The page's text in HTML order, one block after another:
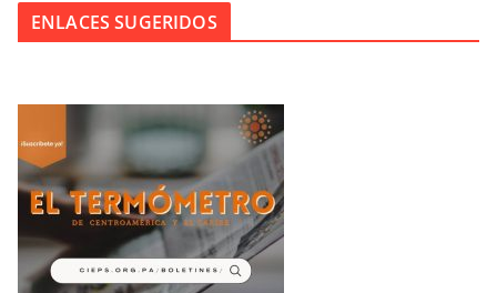
ENLACES SUGERIDOS